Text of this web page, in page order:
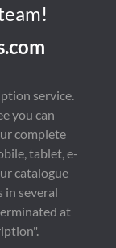
service.
you can
complete
tablet, e-
catalogue
in several
at